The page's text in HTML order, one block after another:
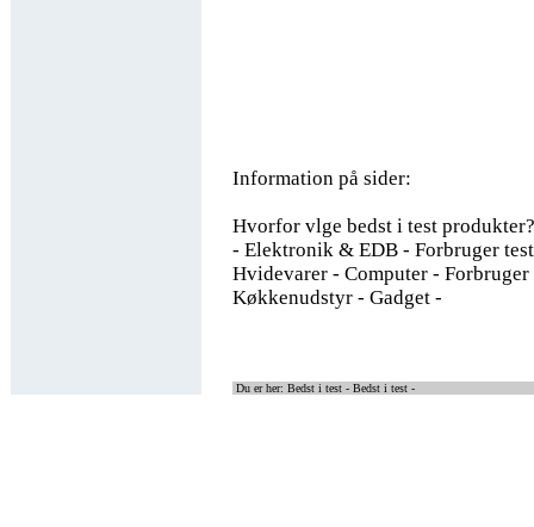
Information på sider:
Hvorfor vlge bedst i test
- Elektronik & EDB - Forbruger
Hvidevarer - Computer - Forbruger
Køkkenudstyr - Gadget -
Du er her: Bedst i test - Bedst i test -